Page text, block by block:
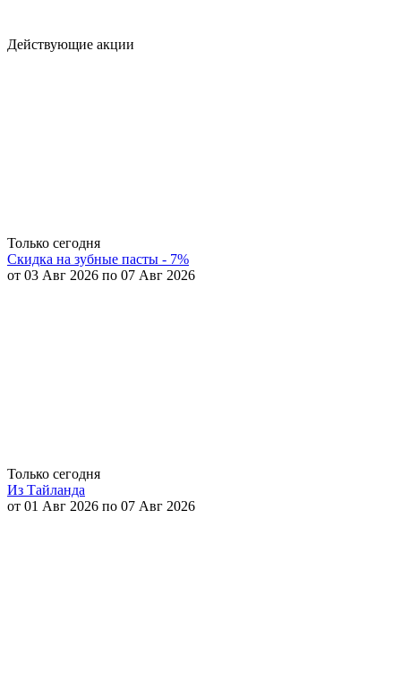
Действующие акции
Только сегодня
Скидка на зубные пасты - 7%
от 03 Авг 2026 по 07 Авг 2026
Только сегодня
Из Тайланда
от 01 Авг 2026 по 07 Авг 2026